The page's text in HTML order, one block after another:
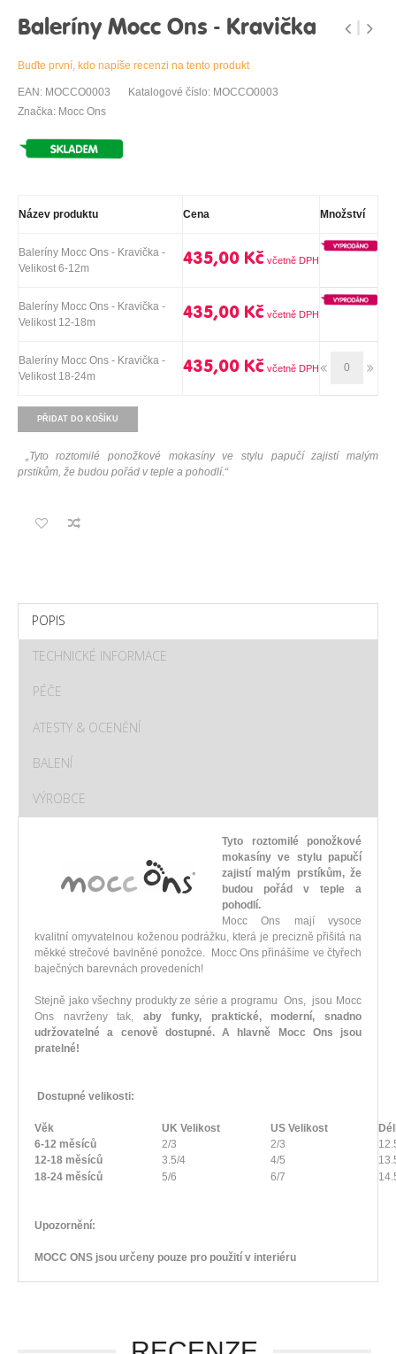
Baleríny Mocc Ons - Kravička
Buďte první, kdo napíše recenzi na tento produkt
EAN: MOCCO0003
Katalogové číslo: MOCCO0003
Značka: Mocc Ons
Název produktu Cena Množství
Baleríny Mocc Ons - Kravička -
Velikost 6-12m
435,00 Kč
Baleríny Mocc Ons - Kravička -
Velikost 12-18m
435,00 Kč
Baleríny Mocc Ons - Kravička -
Velikost 18-24m
435,00 Kč
PŘIDAT DO KOŠÍKU
„Tyto roztomilé ponožkové mokasíny ve stylu papučí zajistí malým
prstíkům, že budou pořád v teple a pohodlí.“
POPIS
TECHNICKÉ INFORMACE
PÉČE
ATESTY & OCENĚNÍ
BALENÍ
VÝROBCE
Tyto roztomilé ponožkové
mokasíny ve stylu papučí
zajistí malým prstíkům, že
budou pořád v teple a
pohodlí.
Mocc Ons mají vysoce
kvalitní omyvatelnou koženou podrážku, která je precizně přišitá na
měkké strečové bavlněné ponožce. Mocc Ons přinášíme ve čtyřech
baječných barevnách provedeních!
Stejně jako všechny produkty ze série a programu Ons, jsou Mocc
Ons navrženy tak,aby funky, praktické, moderní, snadno
udržovatelné a cenově dostupné. A hlavně Mocc Ons jsou
pratelné!
Dostupné velikosti:
Věk UK Velikost US Velikost
6-12 měsíců
2/3 2/3
12-18 měsíců
3.5/4 4/5
18-24 měsíců
5/6 6/7
Upozornění:
MOCC ONS jsou určeny pouze pro použití v interiéru